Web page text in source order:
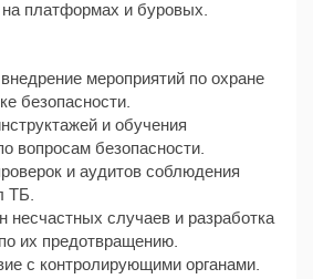
платформах и буровых.
мероприятий по охране
безопасности.
и обучения
вопросам безопасности.
и аудитов соблюдения
ТБ.
несчастных случаев и разработка
их предотвращению.
с контролирующими органами.